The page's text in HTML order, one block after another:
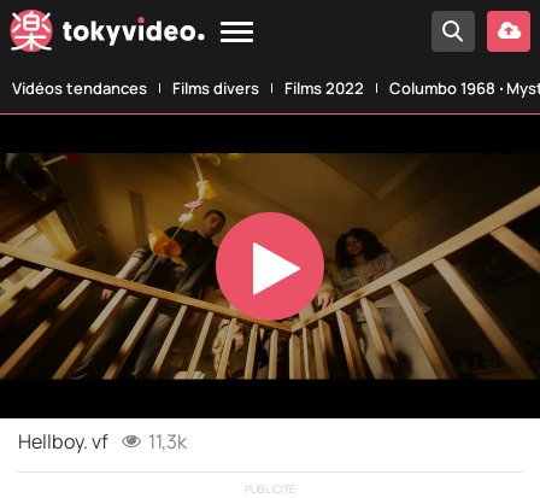
Vidéos tendances Films divers Films 2022 Columbo 1968 ‧
Play
Video
Hellboy. vf 11,3k
PUBLICITÉ